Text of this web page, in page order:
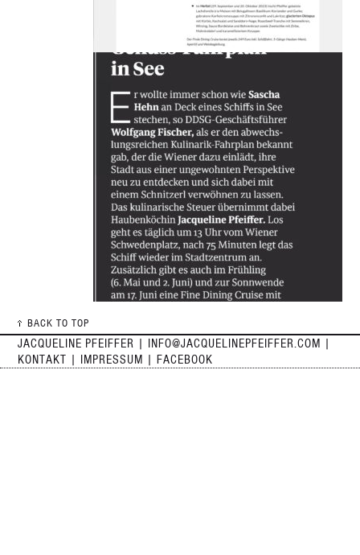
BACK TO TOP
JACQUELINE PFEIFFER | INFO@JACQUELINEPFEIFFER.COM |
KONTAKT | IMPRESSUM | FACEBOOK